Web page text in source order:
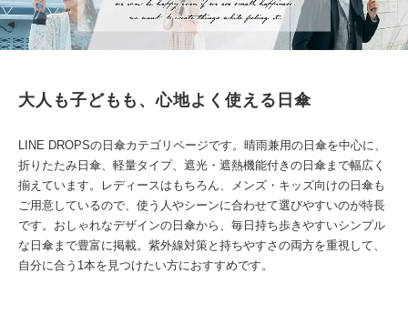
大人も子どもも、心地よく使える日傘
LINE DROPSの日傘カテゴリページです。晴雨兼用の日傘を中心に、
折りたたみ日傘、軽量タイプ、遮光・遮熱機能付きの日傘まで幅広く
揃えています。レディースはもちろん、メンズ・キッズ向けの日傘も
ご用意しているので、使う人やシーンに合わせて選びやすいのが特長
です。おしゃれなデザインの日傘から、毎日持ち歩きやすいシンプル
な日傘まで豊富に掲載。紫外線対策と持ちやすさの両方を重視して、
自分に合う1本を見つけたい方におすすめです。